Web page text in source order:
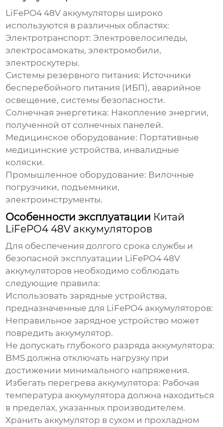
LiFePO4 48V аккумуляторы широко
используются в различных областях:
Электротранспорт: Электровелосипеды,
электросамокаты, электромобили,
электроскутеры.
Системы резервного питания: Источники
бесперебойного питания (ИБП), аварийное
освещение, системы безопасности.
Солнечная энергетика: Накопление энергии,
полученной от солнечных панелей.
Медицинское оборудование: Портативные
медицинские устройства, инвалидные
коляски.
Промышленное оборудование: Вилочные
погрузчики, подъемники,
электроинструменты.
Особенности эксплуатации Китай
LiFePO4 48V аккумуляторов
Для обеспечения долгого срока службы и
безопасной эксплуатации LiFePO4 48V
аккумуляторов необходимо соблюдать
следующие правила:
Использовать зарядные устройства,
предназначенные для LiFePO4 аккумуляторов:
Неправильное зарядное устройство может
повредить аккумулятор.
Не допускать глубокого разряда аккумулятора:
BMS должна отключать нагрузку при
достижении минимального напряжения.
Избегать перегрева аккумулятора: Рабочая
температура аккумулятора должна находиться
в пределах, указанных производителем.
Хранить аккумулятор в сухом и прохладном